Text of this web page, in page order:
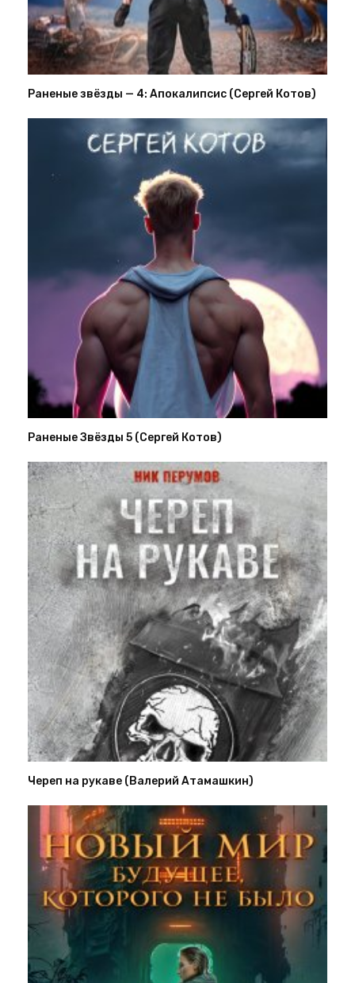
Раненые звёзды — 4: Апокалипсис (Сергей Котов)
Раненые Звёзды 5 (Сергей Котов)
Череп на рукаве (Валерий Атамашкин)